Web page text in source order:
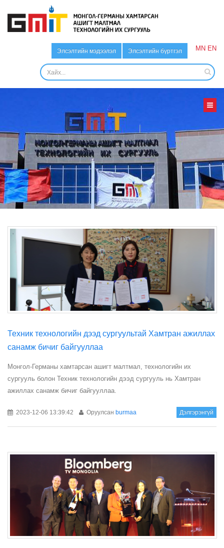
Элсэлтийн мэдээлэл Элсэлтийн бүртгэл MN EN
Техник технологийн дээд сургуультай Хамтран ажиллах
санамж бичиг байгууллаа
Монгол-Германы хамтарсан ашигт малтмал, технологийн их
сургууль болон Техник технологийн дээд сургууль нь Хамтран
ажиллах санамж бичиг байгууллаа.
2023-12-06 13:39:42 Оруулсан burmaa Дэлгэрэнгүй